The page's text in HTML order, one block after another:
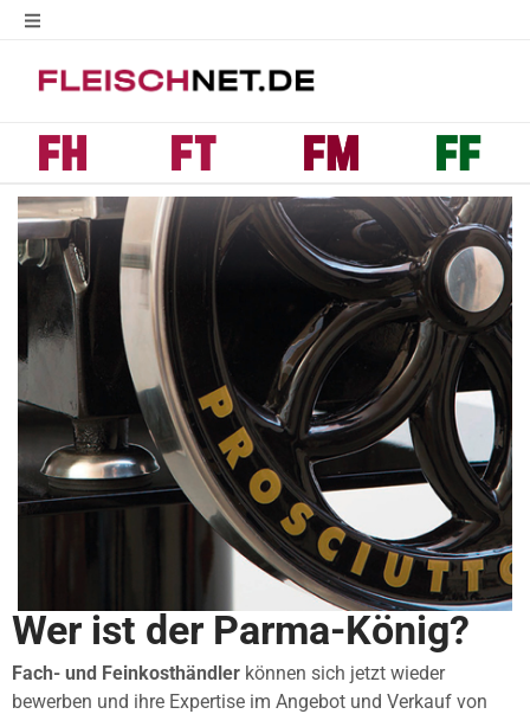
Wer ist der Parma-König?
Fach- und Feinkosthändler können sich jetzt wieder
bewerben und ihre Expertise im Angebot und Verkauf von